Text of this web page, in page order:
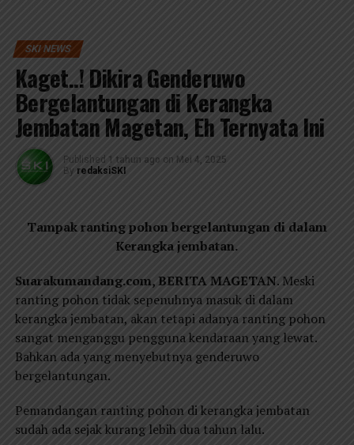
SKI NEWS
Kaget..! Dikira Genderuwo
Bergelantungan di Kerangka
Jembatan Magetan, Eh Ternyata Ini
Published 1 tahun ago on Mei 4, 2025
By redaksiSKI
Tampak ranting pohon bergelantungan di dalam
Kerangka jembatan.
Suarakumandang.com, BERITA MAGETAN. Meski
ranting pohon tidak sepenuhnya masuk di dalam
kerangka jembatan, akan tetapi adanya ranting pohon
sangat menganggu pengguna kendaraan yang lewat.
Bahkan ada yang menyebutnya genderuwo
bergelantungan.
Pemandangan ranting pohon di kerangka jembatan
sudah ada sejak kurang lebih dua tahun lalu.